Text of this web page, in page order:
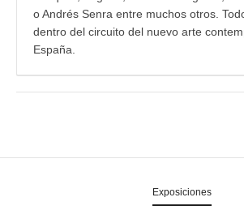
o Andrés Senra entre muchos otros.
dentro del circuito del nuevo arte
España.
Exposiciones